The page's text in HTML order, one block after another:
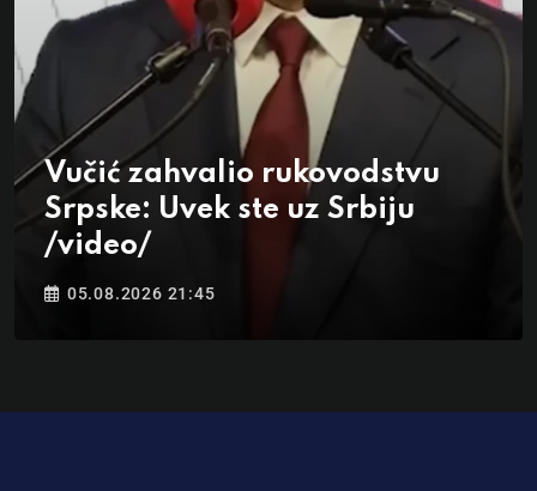
Vučić zahvalio rukovodstvu
Srpske: Uvek ste uz Srbiju
/video/
05.08.2026 21:45